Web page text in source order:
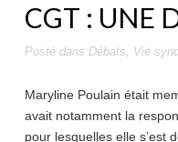
CGT : UNE
Posté dans Débats, Vie
Maryline Poulain était
avait notamment la
pour lesquelles elle s’est